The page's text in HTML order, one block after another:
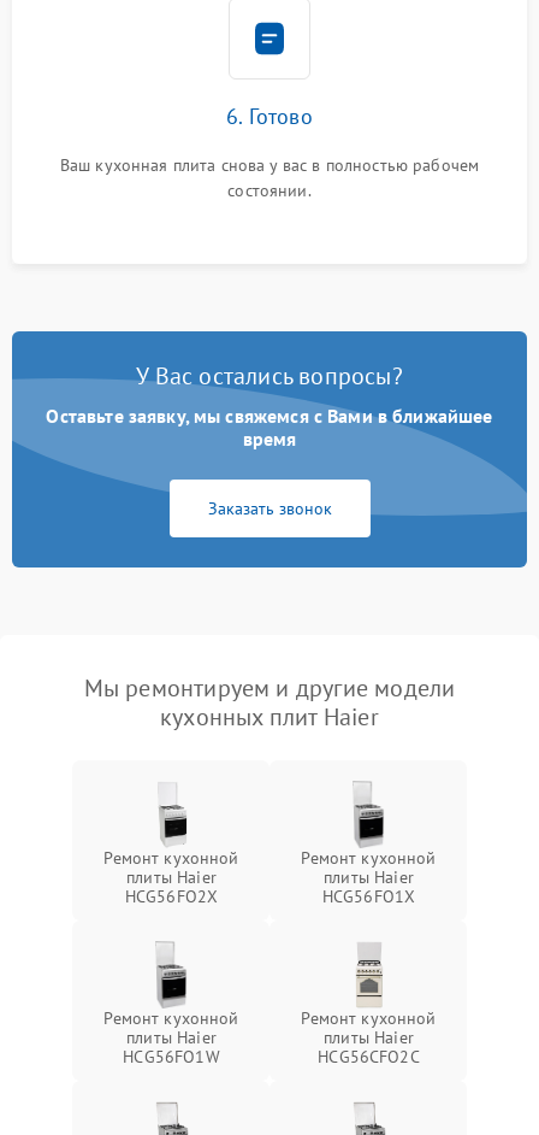
6. Готово
Ваш кухонная плита снова у вас в полностью рабочем
состоянии.
У Вас остались вопросы?
Оставьте заявку, мы свяжемся с Вами в ближайшее
время
Заказать звонок
Мы ремонтируем и другие модели
кухонных плит Haier
Ремонт кухонной
плиты Haier
HCG56FO2X
Ремонт кухонной
плиты Haier
HCG56FO1X
Ремонт кухонной
плиты Haier
HCG56FO1W
Ремонт кухонной
плиты Haier
HCG56CFO2C